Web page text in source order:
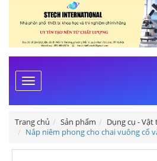
Toggle
navigation
Trang chủ Sản phẩm Dụng cụ - Vật
Nắp niêm phong cho chai vuông cổ